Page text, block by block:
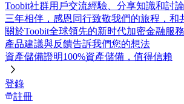
Toobit社群用戶交流經驗、分享知識和討
三年相伴，感恩同行致敬我們的旅程，和
關於Toobit全球領先的新时代加密金融服
產品建議與反饋告訴我們您的想法
資產儲備證明100%資產儲備，值得信賴
登錄
註冊